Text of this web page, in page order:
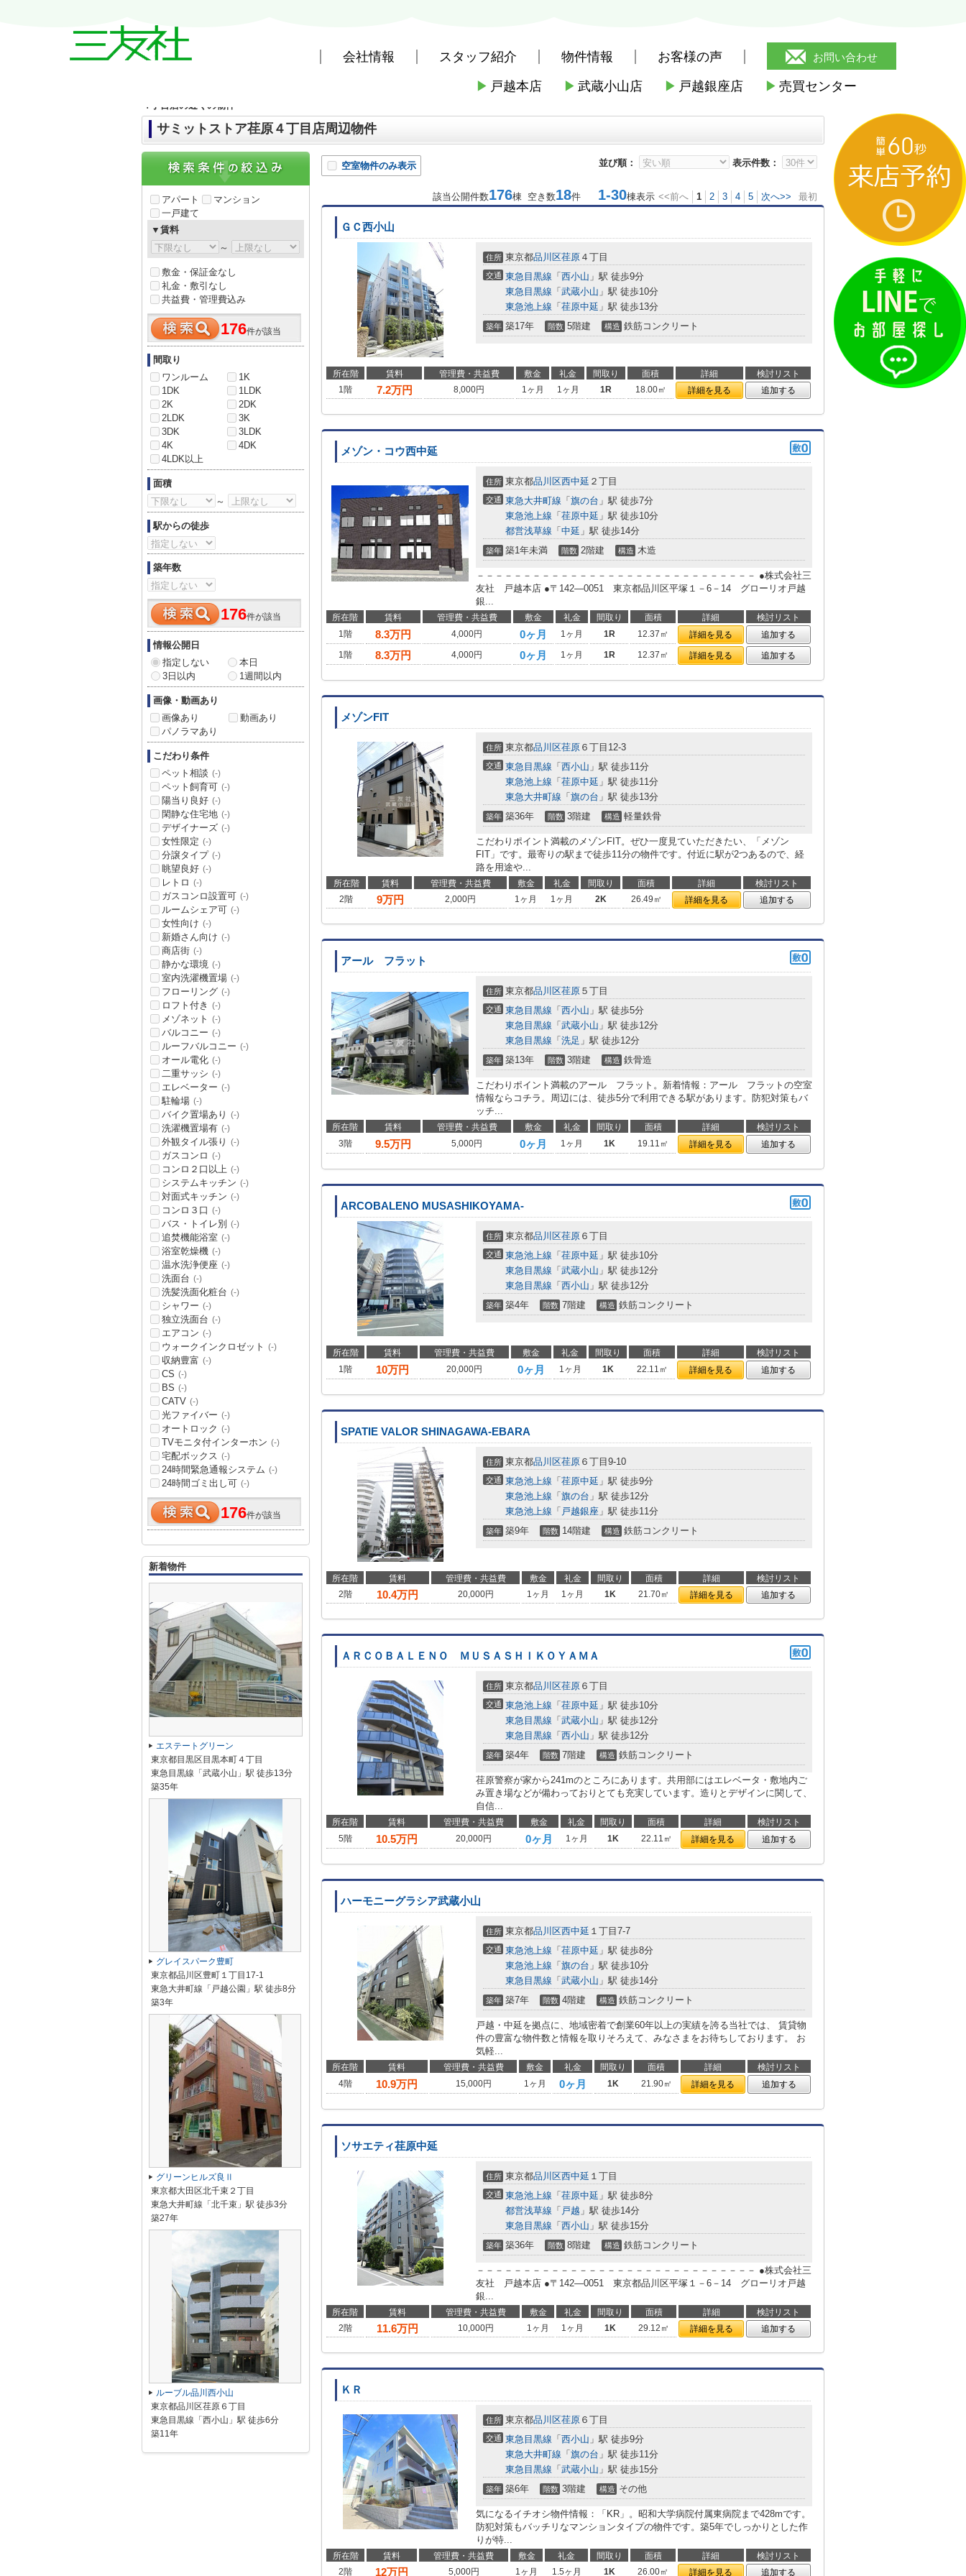
会社情報 スタッフ紹介 物件情報 お客様の声 お問い合わせ
▶ 戸越本店 ▶ 武蔵小山店 ▶ 戸越銀座店 ▶ 売買センター
品川区 > 品川区のスーパー > サミットストア荏原４丁目店 >
サミットストア荏原
４丁目店の近くの物件
サミットストア荏原４丁目店周辺物件
並び順： 表示件数：
空室物件のみ表示
該当公開件数176棟 空き数18件 1-30棟表示 <<前へ 1 2 3 4 5 次へ>> 最初
ＧＣ西小山
住所 東京都品川区荏原 ４丁目
交通 東急目黒線 「 西小山 」駅 徒歩9分
東急目黒線 「 武蔵小山 」駅 徒歩10分
東急池上線 「 荏原中延 」駅 徒歩13分
築年 築17年 階数 5階建 構造 鉄筋コンクリート
所在階 賃料 管理費・共益費 敷金 礼金 間取り 面積 詳細
検討リスト
1階
7.2万円 8,000円 1ヶ月 1ヶ月 1R 18.00㎡ 詳細を見る 追加する
メゾン・コウ西中延
住所 東京都品川区西中延 ２丁目
交通 東急大井町線 「 旗の台 」駅 徒歩7分
東急池上線 「 荏原中延 」駅 徒歩10分
都営浅草線 「 中延 」駅 徒歩14分
築年 築1年未満 階数 2階建 構造 木造
－－－－－－－－－－－－－－－－－－－－－－－－－－－－－－ ●株式会社三
友社 戸越本店 ●〒142―0051 東京都品川区平塚１－6－14 グローリオ戸越
銀...
所在階 賃料 管理費・共益費 敷金 礼金 間取り 面積 詳細
検討リスト
1階
8.3万円 4,000円 0ヶ月 1ヶ月 1R 12.37㎡ 詳細を見る
追加する
1階
8.3万円 4,000円 0ヶ月 1ヶ月 1R 12.37㎡ 詳細を見る 追加する
メゾンFIT
住所 東京都品川区荏原 ６丁目12-3
交通 東急目黒線 「 西小山 」駅 徒歩11分
東急池上線 「 荏原中延 」駅 徒歩11分
東急大井町線 「 旗の台 」駅 徒歩13分
築年 築36年 階数 3階建 構造 軽量鉄骨
こだわりポイント満載のメゾンFIT。ぜひ一度見ていただきたい、「メゾン
FIT」です。最寄りの駅まで徒歩11分の物件です。付近に駅が2つあるので、経
路を用途や...
所在階 賃料 管理費・共益費 敷金 礼金 間取り 面積 詳細
検討リスト
2階
9万円 2,000円 1ヶ月 1ヶ月 2K 26.49㎡ 詳細を見る 追加する
アール フラット
住所 東京都品川区荏原 ５丁目
交通 東急目黒線 「 西小山 」駅 徒歩5分
東急目黒線 「 武蔵小山 」駅 徒歩12分
東急目黒線 「 洗足 」駅 徒歩12分
築年 築13年 階数 3階建 構造 鉄骨造
こだわりポイント満載のアール フラット。新着情報：アール フラットの空室
情報ならコチラ。周辺には、徒歩5分で利用できる駅があります。防犯対策もバ
ッチ...
所在階 賃料 管理費・共益費 敷金 礼金 間取り 面積 詳細
検討リスト
3階
9.5万円 5,000円 0ヶ月 1ヶ月 1K 19.11㎡ 詳細を見る 追加する
ARCOBALENO MUSASHIKOYAMA-
住所 東京都品川区荏原 ６丁目
交通 東急池上線 「 荏原中延 」駅 徒歩10分
東急目黒線 「 武蔵小山 」駅 徒歩12分
東急目黒線 「 西小山 」駅 徒歩12分
築年 築4年 階数 7階建 構造 鉄筋コンクリート
所在階 賃料 管理費・共益費 敷金 礼金 間取り 面積 詳細
検討リスト
1階
10万円 20,000円 0ヶ月 1ヶ月 1K 22.11㎡ 詳細を見る 追加する
SPATIE VALOR SHINAGAWA-EBARA
住所 東京都品川区荏原 ６丁目9-10
交通 東急池上線 「 荏原中延 」駅 徒歩9分
東急池上線 「 旗の台 」駅 徒歩12分
東急池上線 「 戸越銀座 」駅 徒歩11分
築年 築9年 階数 14階建 構造 鉄筋コンクリート
所在階 賃料 管理費・共益費 敷金 礼金 間取り 面積 詳細
検討リスト
2階
10.4万円 20,000円 1ヶ月 1ヶ月 1K 21.70㎡ 詳細を見る 追加する
ＡＲＣＯＢＡＬＥＮＯ ＭＵＳＡＳＨＩＫＯＹＡＭＡ
住所 東京都品川区荏原 ６丁目
交通 東急池上線 「 荏原中延 」駅 徒歩10分
東急目黒線 「 武蔵小山 」駅 徒歩12分
東急目黒線 「 西小山 」駅 徒歩12分
築年 築4年 階数 7階建 構造 鉄筋コンクリート
荏原警察が家から241mのところにあります。共用部にはエレベータ・敷地内ご
み置き場などが備わっておりとても充実しています。造りとデザインに関して、
自信...
所在階 賃料 管理費・共益費 敷金 礼金 間取り 面積 詳細
検討リスト
5階
10.5万円 20,000円 0ヶ月 1ヶ月 1K 22.11㎡ 詳細を見る 追加する
ハーモニーグラシア武蔵小山
住所 東京都品川区西中延 １丁目7-7
交通 東急池上線 「 荏原中延 」駅 徒歩8分
東急池上線 「 旗の台 」駅 徒歩10分
東急目黒線 「 武蔵小山 」駅 徒歩14分
築年 築7年 階数 4階建 構造 鉄筋コンクリート
戸越・中延を拠点に、地域密着で創業60年以上の実績を誇る当社では、 賃貸物
件の豊富な物件数と情報を取りそろえて、みなさまをお待ちしております。 お
気軽...
所在階 賃料 管理費・共益費 敷金 礼金 間取り 面積 詳細
検討リスト
4階
10.9万円 15,000円 1ヶ月 0ヶ月 1K 21.90㎡ 詳細を見る 追加する
ソサエティ荏原中延
住所 東京都品川区西中延 １丁目
交通 東急池上線 「 荏原中延 」駅 徒歩8分
都営浅草線 「 戸越 」駅 徒歩14分
東急目黒線 「 西小山 」駅 徒歩15分
築年 築36年 階数 8階建 構造 鉄筋コンクリート
－－－－－－－－－－－－－－－－－－－－－－－－－－－－－－ ●株式会社三
友社 戸越本店 ●〒142―0051 東京都品川区平塚１－6－14 グローリオ戸越
銀...
所在階 賃料 管理費・共益費 敷金 礼金 間取り 面積 詳細
検討リスト
2階
11.6万円 10,000円 1ヶ月 1ヶ月 1K 29.12㎡ 詳細を見る 追加する
ＫＲ
住所 東京都品川区荏原 ６丁目
交通 東急目黒線 「 西小山 」駅 徒歩9分
東急大井町線 「 旗の台 」駅 徒歩11分
東急目黒線 「 武蔵小山 」駅 徒歩15分
築年 築6年 階数 3階建 構造 その他
気になるイチオシ物件情報：「KR」。昭和大学病院付属東病院まで428mです。
防犯対策もバッチリなマンションタイプの物件です。築5年でしっかりとした作
りが特...
所在階 賃料 管理費・共益費 敷金 礼金 間取り 面積 詳細
検討リスト
2階
12万円 5,000円 1ヶ月 1.5ヶ月 1K 26.00㎡ 詳細を見る 追加する
アパート
マンション
一戸建て
▼賃料
～
敷金・保証金なし
礼金・敷引なし
共益費・管理費込み
176件が該当
間取り
ワンルーム
1K
1DK
1LDK
2K
2DK
2LDK
3K
3DK
3LDK
4K
4DK
4LDK以上
面積
～
駅からの徒歩
築年数
176件が該当
情報公開日
指定しない
本日
3日以内
1週間以内
画像・動画あり
画像あり
動画あり
パノラマあり
こだわり条件
ペット相談 (-)
ペット飼育可 (-)
陽当り良好 (-)
閑静な住宅地 (-)
デザイナーズ (-)
女性限定 (-)
分譲タイプ (-)
眺望良好 (-)
レトロ (-)
ガスコンロ設置可 (-)
ルームシェア可 (-)
女性向け (-)
新婚さん向け (-)
商店街 (-)
静かな環境 (-)
室内洗濯機置場 (-)
フローリング (-)
ロフト付き (-)
メゾネット (-)
バルコニー (-)
ルーフバルコニー (-)
オール電化 (-)
二重サッシ (-)
エレベーター (-)
駐輪場 (-)
バイク置場あり (-)
洗濯機置場有 (-)
外観タイル張り (-)
ガスコンロ (-)
コンロ２口以上 (-)
システムキッチン (-)
対面式キッチン (-)
コンロ３口 (-)
バス・トイレ別 (-)
追焚機能浴室 (-)
浴室乾燥機 (-)
温水洗浄便座 (-)
洗面台 (-)
洗髪洗面化粧台 (-)
シャワー (-)
独立洗面台 (-)
エアコン (-)
ウォークインクロゼット (-)
収納豊富 (-)
CS (-)
BS (-)
CATV (-)
光ファイバー (-)
オートロック (-)
TVモニタ付インターホン (-)
宅配ボックス (-)
24時間緊急通報システム (-)
24時間ゴミ出し可 (-)
176件が該当
新着物件
エステートグリーン
東京都目黒区目黒本町４丁目
東急目黒線「武蔵小山」駅 徒歩13分
築35年
グレイスパーク豊町
東京都品川区豊町１丁目17-1
東急大井町線「戸越公園」駅 徒歩8分
築3年
グリーンヒルズ良Ⅱ
東京都大田区北千束２丁目
東急大井町線「北千束」駅 徒歩3分
築27年
ルーブル品川西小山
東京都品川区荏原６丁目
東急目黒線「西小山」駅 徒歩6分
築11年